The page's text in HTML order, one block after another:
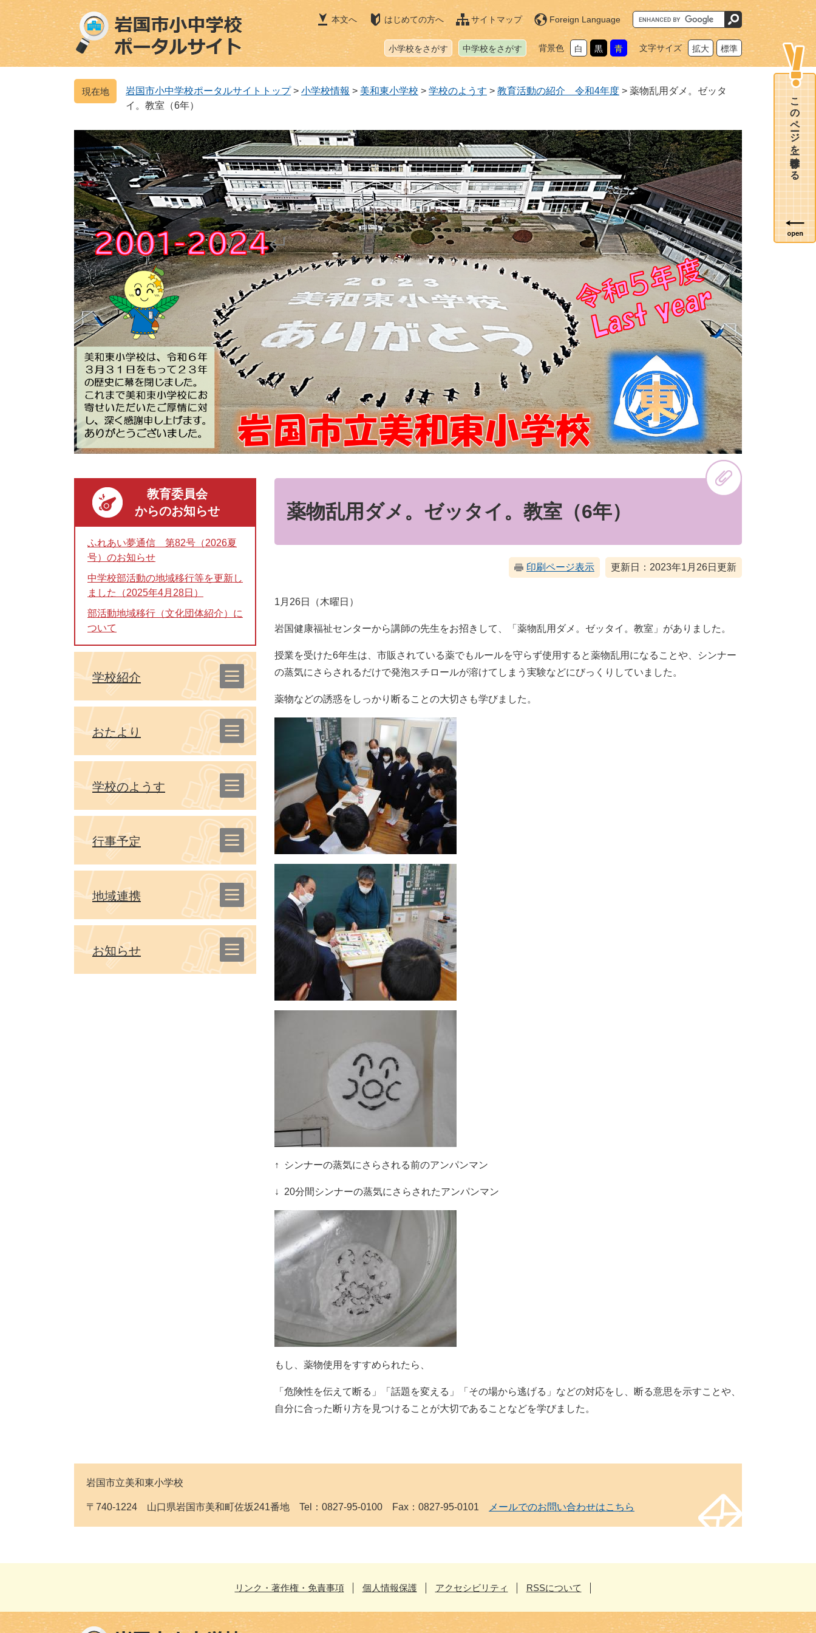
ジ
の
先
ュ
ー
を
本文へ はじめての方へ サイトマップ Foreign Language
G
o
o
カ
ム
小学校をさがす 中学校をさがす 背景色 白 黒 青 文字サイズ 拡大 標準
岩国市小中学校ポータルサイトトップ > 小学校情報 > 美和東小学校 > 学校のようす > 教育活動の紹介 令和4年度 > 薬物乱用ダメ。ゼッタ
イ。教室（6年）
薬物乱用ダメ。ゼッタイ。教室（6年）
印刷ページ表示 更新日：2023年1月26日更新
1月26日（木曜日）
岩国健康福祉センターから講師の先生をお招きして、「薬物乱用ダメ。ゼッタイ。教室」がありました。
授業を受けた6年生は、市販されている薬でもルールを守らず使用すると薬物乱用になることや、シンナー
の蒸気にさらされるだけで発泡スチロールが溶けてしまう実験などにびっくりしていました。
薬物などの誘惑をしっかり断ることの大切さも学びました。
↑ シンナーの蒸気にさらされる前のアンパンマン
↓ 20分間シンナーの蒸気にさらされたアンパンマン
もし、薬物使用をすすめられたら、
「危険性を伝えて断る」「話題を変える」「その場から逃げる」などの対応をし、断る意思を示すことや、
自分に合った断り方を見つけることが大切であることなどを学びました。
教育委員会
からのお知らせ
ふれあい夢通信 第82号（2026夏
号）のお知らせ
中学校部活動の地域移行等を更新し
ました（2025年4月28日）
部活動地域移行（文化団体紹介）に
ついて
学校紹介
おたより
学校のようす
行事予定
地域連携
お知らせ
岩国市立美和東小学校
〒740-1224 山口県岩国市美和町佐坂241番地 Tel：0827-95-0100 Fax：0827-95-0101 メールでのお問い合わせはこちら
リンク・著作権・免責事項 個人情報保護 アクセシビリティ RSSについて
このページを一時保存する